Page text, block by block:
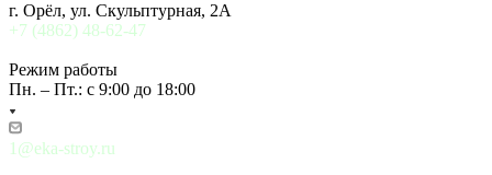
г. Орёл, ул. Скульптурная, 2А
+7 (4862) 48-62-47
Режим работы
Пн. – Пт.: с 9:00 до 18:00
1@eka-stroy.ru